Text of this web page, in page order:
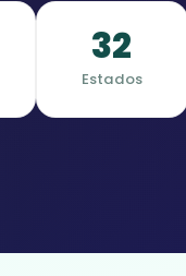
32
Estados